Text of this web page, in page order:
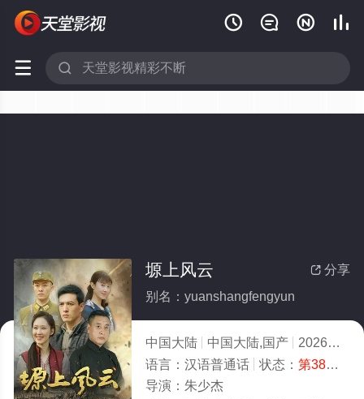
   
 
 分享
塬上风云
别名：yuanshangfengyun
中国大陆 中国大陆,国产 2026
7.0
语言： 汉语普通话 状态： 第38集
导演： 朱少杰